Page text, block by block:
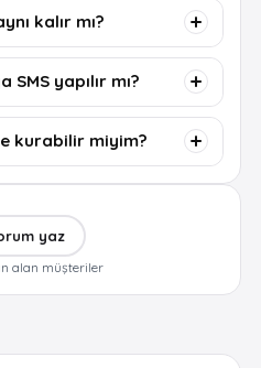
kalır mı?
yapılır mı?
kurabilir miyim?
yaz
alan müşteriler